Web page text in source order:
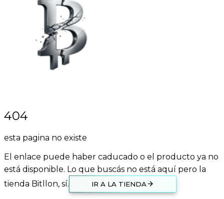
404
esta pagina no existe
El enlace puede haber caducado o el producto ya no
está disponible. Lo que buscás no está aquí pero la
tienda Bitllon, sí.
IR A LA TIENDA